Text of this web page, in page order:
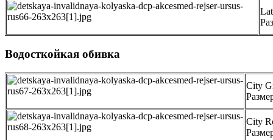
Водосткойкая обивка
City
City